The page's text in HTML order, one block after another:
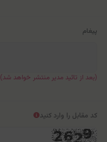
پیغام
(بعد از تائید مدیر منتشر خواهد شد)
کد مقابل را وارد کنید